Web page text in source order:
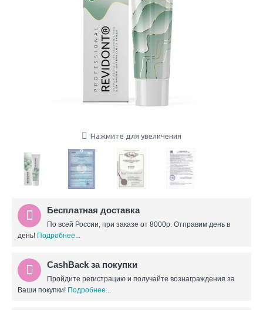
Нажмите для увеличения
Бесплатная доставка
По всей России, при заказе от 8000р. Отправим день в
день! Подробнее...
CashBack за покупки
Пройдите регистрацию и получайте вознаграждения за
Ваши покупки! Подробнее...